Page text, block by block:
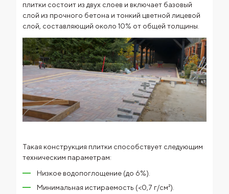
плитки состоит из двух слоев и включает базовый
слой из прочного бетона и тонкий цветной лицевой
слой, составляющий около 10% от общей толщины.
Такая конструкция плитки способствует следующим
техническим параметрам:
Низкое водопоглощение (до 6%).
Минимальная истираемость (<0,7 г/см²).